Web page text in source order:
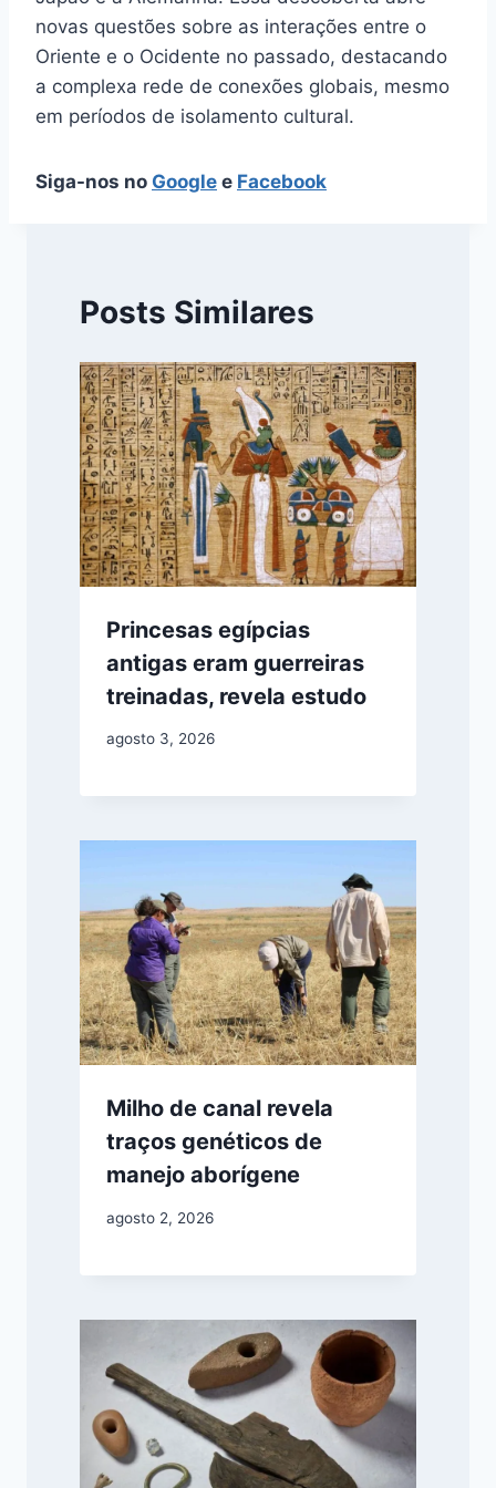
novas questões sobre as interações entre o
Oriente e o Ocidente no passado, destacando
a complexa rede de conexões globais, mesmo
em períodos de isolamento cultural.
Siga-nos no Google e Facebook
Posts Similares
Princesas egípcias
antigas eram guerreiras
treinadas, revela estudo
agosto 3, 2026
Milho de canal revela
traços genéticos de
manejo aborígene
agosto 2, 2026